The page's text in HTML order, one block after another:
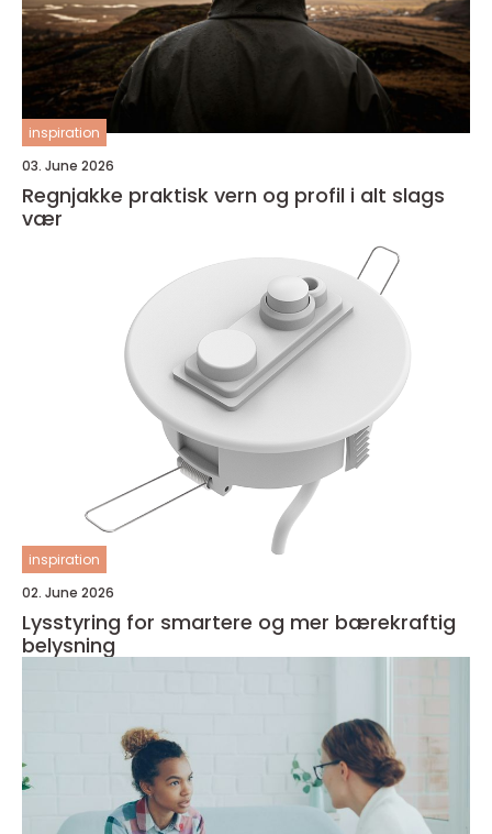
inspiration
03. June 2026
Regnjakke praktisk vern og profil i alt slags
vær
inspiration
02. June 2026
Lysstyring for smartere og mer bærekraftig
belysning